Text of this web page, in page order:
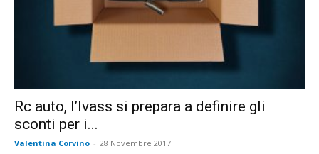
Rc auto, l’Ivass si prepara a definire gli
sconti per i...
Valentina Corvino - 28 Novembre 2017